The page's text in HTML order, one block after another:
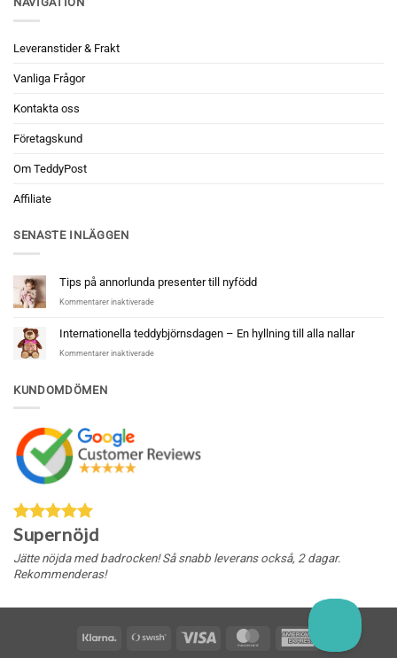
Leveranstider & Frakt
Vanliga Frågor
Kontakta oss
Företagskund
Om TeddyPost
Affiliate
SENASTE INLÄGGEN
Tips på annorlunda presenter till nyfödd
Kommentarer inaktiveradeför
på
annorlunda
presenter
Internationella teddybjörnsdagen – En hyllning till alla nallar
Kommentarer inaktiveradeför
nallar
KUNDOMDÖMEN
Supernöjd
Jätte nöjda med badrocken! Så snabb leverans också, 2 dagar.
Rekommenderas!
Klarna
Swish
MasterCard American
Express